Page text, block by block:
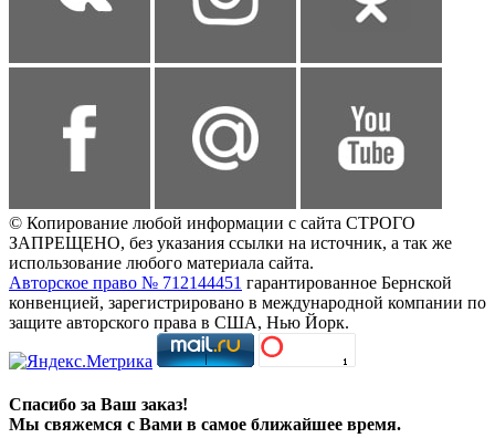
© Копирование любой информации с сайта СТРОГО
ЗАПРЕЩЕНО, без указания ссылки на источник, а так же
использование любого материала сайта.
Авторское право № 712144451 гарантированное Бернской
конвенцией, зарегистрировано в международной компании по
защите авторского права в США, Нью Йорк.
Спасибо за Ваш заказ!
Мы свяжемся с Вами в самое ближайшее время.